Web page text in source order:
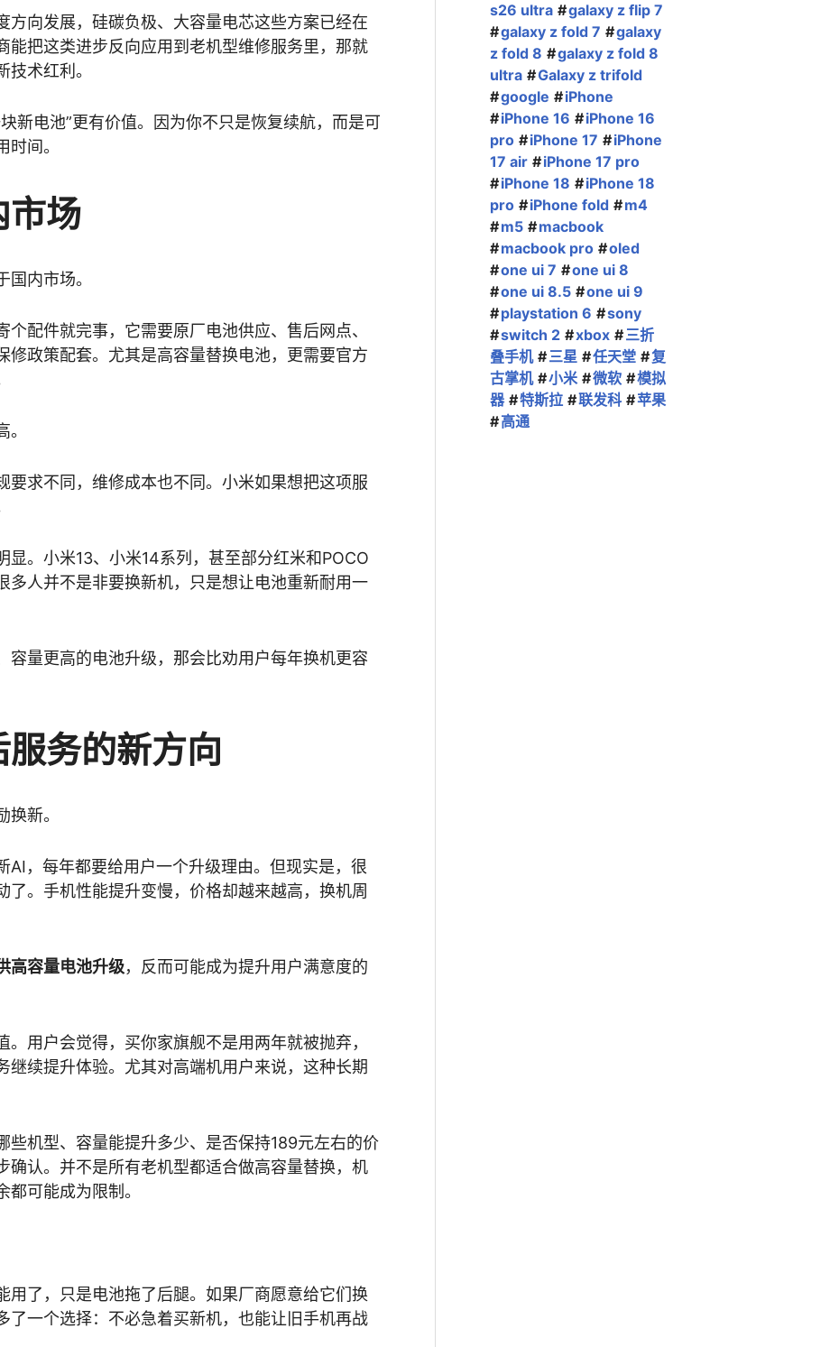
方向发展，硅碳负极、大容量电芯这些方案已经在
能把这类进步反向应用到老机型维修服务里，那就
术红利。
新电池”更有价值。因为你不只是恢复续航，而是可
间。
市场
内市场。
配件就完事，它需要原厂电池供应、售后网点、
修政策配套。尤其是高容量替换电池，更需要官方
要求不同，维修成本也不同。小米如果想把这项服
显。小米13、小米14系列，甚至部分红米和POCO
多人并不是非要换新机，只是想让电池重新耐用一
容量更高的电池升级，那会比劝用户每年换机更容
务的新方向
新。
AI，每年都要给用户一个升级理由。但现实是，很
了。手机性能提升变慢，价格却越来越高，换机周
高容量电池升级，反而可能成为提升用户满意度的
用户会觉得，买你家旗舰不是用两年就被抛弃，
继续提升体验。尤其对高端机用户来说，这种长期
些机型、容量能提升多少、是否保持189元左右的价
确认。并不是所有老机型都适合做高容量替换，机
可能成为限制。
用了，只是电池拖了后腿。如果厂商愿意给它们换
了一个选择：不必急着买新机，也能让旧手机再战
s26 ultra
galaxy z flip 7
galaxy z fold 7
galaxy
z fold 8
galaxy z fold 8
ultra
Galaxy z trifold
google
iPhone
iPhone 16
iPhone 16
pro
iPhone 17
iPhone
17 air
iPhone 17 pro
iPhone 18
iPhone 18
pro
iPhone fold
m4
m5
macbook
macbook pro
oled
one ui 7
one ui 8
one ui 8.5
one ui 9
playstation 6
sony
switch 2
xbox
三折
叠手机
三星 任天堂
复
古掌机
小米 微软
模拟
器
特斯拉 联发科
苹果
高通